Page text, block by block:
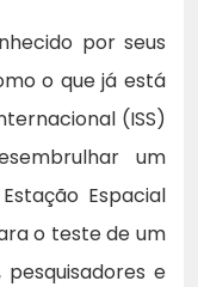
por seus
o que já está
(ISS)
um
Espacial
o teste de um
e